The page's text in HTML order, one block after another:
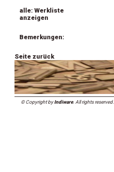
alle: Werkliste
anzeigen
Bemerkungen:
Seite zurück
© Copyright byIndiware. All rights reserved.